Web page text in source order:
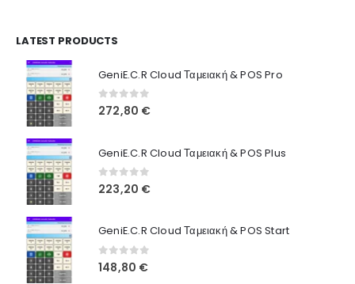
LATEST PRODUCTS
GeniE.C.R Cloud Ταμειακή & POS Pro
0out of 5
272,80 €
GeniE.C.R Cloud Ταμειακή & POS Plus
0out of 5
223,20 €
GeniE.C.R Cloud Ταμειακή & POS Start
0out of 5
148,80 €
Όροι Χρήσης
Τρόποι Αγοράς
Τρόποι Πληρωμής
Τρόποι Αποστολής
Ασφάλεια Πληρωμών
© INTEPROF 2025